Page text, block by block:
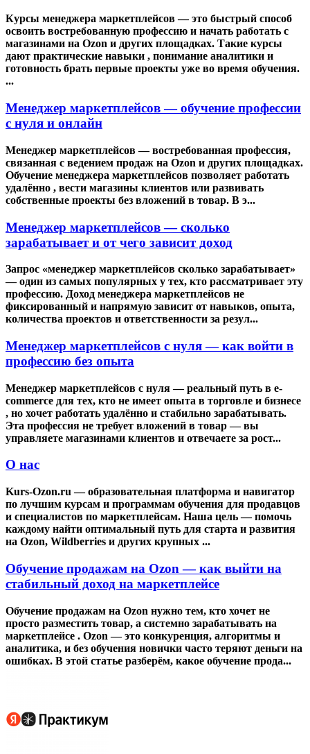
Курсы менеджера маркетплейсов — это быстрый способ
освоить востребованную профессию и начать работать с
магазинами на Ozon и других площадках. Такие курсы
дают практические навыки , понимание аналитики и
готовность брать первые проекты уже во время обучения.
...
Менеджер маркетплейсов — обучение профессии
с нуля и онлайн
Менеджер маркетплейсов — востребованная профессия,
связанная с ведением продаж на Ozon и других площадках.
Обучение менеджера маркетплейсов позволяет работать
удалённо , вести магазины клиентов или развивать
собственные проекты без вложений в товар. В э...
Менеджер маркетплейсов — сколько
зарабатывает и от чего зависит доход
Запрос «менеджер маркетплейсов сколько зарабатывает»
— один из самых популярных у тех, кто рассматривает эту
профессию. Доход менеджера маркетплейсов не
фиксированный и напрямую зависит от навыков, опыта,
количества проектов и ответственности за резул...
Менеджер маркетплейсов с нуля — как войти в
профессию без опыта
Менеджер маркетплейсов с нуля — реальный путь в e-
commerce для тех, кто не имеет опыта в торговле и бизнесе
, но хочет работать удалённо и стабильно зарабатывать.
Эта профессия не требует вложений в товар — вы
управляете магазинами клиентов и отвечаете за рост...
О нас
Kurs‑Ozon.ru — образовательная платформа и навигатор
по лучшим курсам и программам обучения для продавцов
и специалистов по маркетплейсам. Наша цель — помочь
каждому найти оптимальный путь для старта и развития
на Ozon, Wildberries и других крупных ...
Обучение продажам на Ozon — как выйти на
стабильный доход на маркетплейсе
Обучение продажам на Ozon нужно тем, кто хочет не
просто разместить товар, а системно зарабатывать на
маркетплейсе . Ozon — это конкуренция, алгоритмы и
аналитика, и без обучения новички часто теряют деньги на
ошибках. В этой статье разберём, какое обучение прода...